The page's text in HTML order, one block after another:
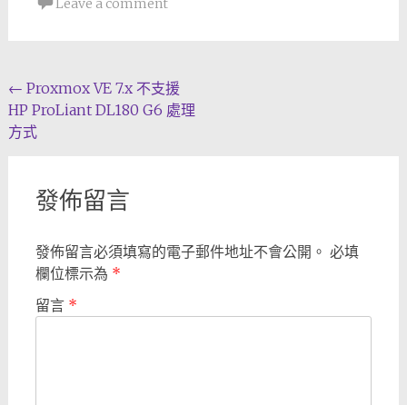
Leave a comment
Post
navigation
← Proxmox VE 7.x 不支援
HP ProLiant DL180 G6 處理
方式
發佈留言
發佈留言必須填寫的電子郵件地址不會公開。 必填
欄位標示為 *
留言 *